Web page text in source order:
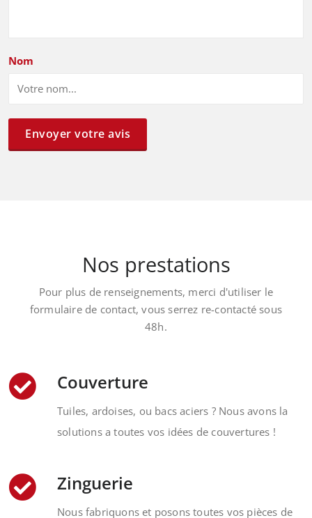
Nom
Envoyer votre avis
Nos prestations
Pour plus de renseignements, merci d'utiliser le
formulaire de contact, vous serrez re-contacté sous
48h.
Couverture
Tuiles, ardoises, ou bacs aciers ? Nous avons la
solutions a toutes vos idées de couvertures !
Zinguerie
Nous fabriquons et posons toutes vos pièces de